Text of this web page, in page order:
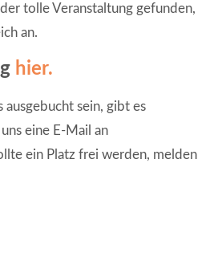
tolle Veranstaltung gefunden,
an.
hier.
ausgebucht sein, gibt es
eine E-Mail an
ein Platz frei werden, melden